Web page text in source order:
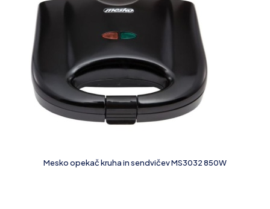
Mesko opekač kruha in sendvičev MS3032 850W